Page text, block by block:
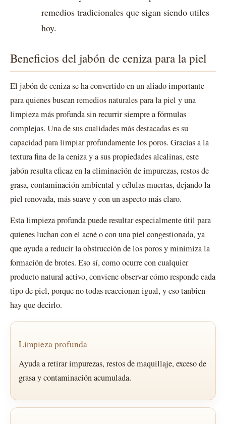
remedios tradicionales que sigan siendo utiles
hoy.
Beneficios del jabón de ceniza para la piel
El jabón de ceniza se ha convertido en un aliado importante
para quienes buscanremedios naturales para la piel y una
limpieza más profunda sin recurrir siempre a fórmulas
complejas. Una de sus cualidades más destacadas es su
capacidad para limpiar profundamente los poros. Gracias a la
textura fina de la ceniza y a sus propiedades alcalinas, este
jabón resulta eficaz en la eliminación de impurezas, restos de
grasa, contaminación ambiental y células muertas, dejando la
piel renovada, más suave y con un aspecto más claro.
Esta limpieza profunda puede resultar especialmente útil para
quienes luchan con el acné o con una piel congestionada, ya
que ayuda a reducir la obstrucción de los poros y minimiza la
formación de brotes. Eso sí, como ocurre con cualquier
producto natural activo, conviene observar cómo responde cada
tipo de piel, porque no todas reaccionan igual, y eso tanbien
hay que decirlo.
Limpieza profunda
Ayuda a retirar impurezas, restos de maquillaje, exceso de
grasa y contaminación acumulada.